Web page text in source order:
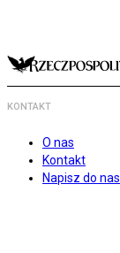
KONTAKT
O nas
Kontakt
Napisz do nas